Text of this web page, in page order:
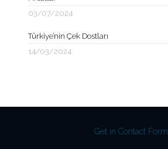
03/07/2024
Türkiye’nin Çek Dostları
14/03/2024
Get in Contact Form